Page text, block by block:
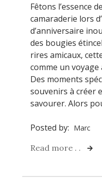
Fêtons l’essence
camaraderie lors
d’anniversaire
des bougies
rires amicaux,
comme un
Des moments
souvenirs à créer
savourer. Alors
Posted by: Marc
Read more . .